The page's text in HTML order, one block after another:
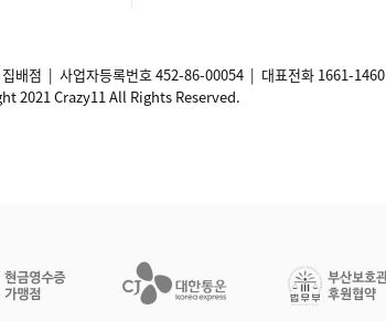
배점 | 사업자등록번호452-86-00054 | 대표전화 1661-1460
2021 Crazy11 All Rights Reserved.